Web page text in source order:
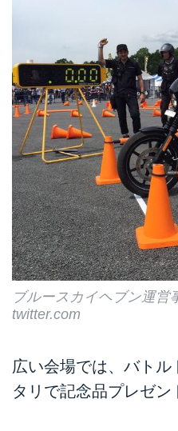
ブルースカイヘブン運
twitter.com
広い会場では、バトル
タリで記念品プレゼ